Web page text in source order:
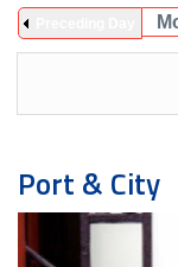
Port & City